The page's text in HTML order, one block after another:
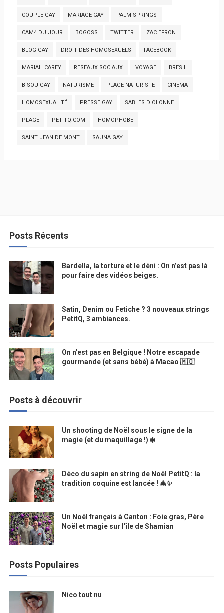
COUPLE GAY MARIAGE GAY PALM SPRINGS
CAM4 DU JOUR BOGOSS TWITTER ZAC EFRON
BLOG GAY DROIT DES HOMOSEXUELS FACEBOOK
MARIAH CAREY RESEAUX SOCIAUX VOYAGE BRESIL
BISOU GAY NATURISME PLAGE NATURISTE CINEMA
HOMOSEXUALITÉ PRESSE GAY SABLES D'OLONNE
PLAGE PETITQ.COM HOMOPHOBE
SAINT JEAN DE MONT SAUNA GAY
Posts Récents
Bardella, la torture et le déni : On n’est pas là
pour faire des vidéos beiges.
Satin, Denim ou Fetiche ? 3 nouveaux strings
PetitQ, 3 ambiances.
On n'est pas en Belgique ! Notre escapade
gourmande (et sans bébé) à Macao 🇲🇴
Posts à découvrir
Un shooting de Noël sous le signe de la
magie (et du maquillage !) ❄️
Déco du sapin en string de Noël PetitQ : la
tradition coquine est lancée ! 🎄✨
Un Noël français à Canton : Foie gras, Père
Noël et magie sur l'île de Shamian
Posts Populaires
Nico tout nu